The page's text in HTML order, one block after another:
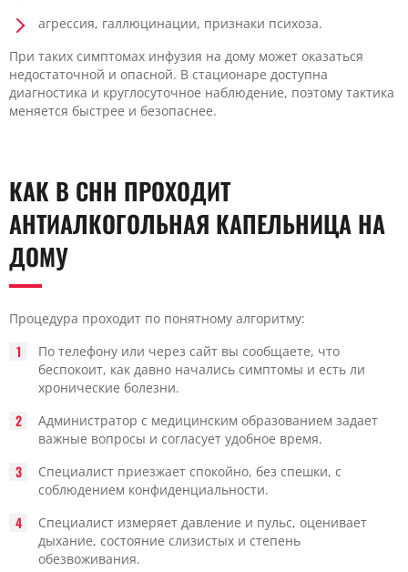
агрессия, галлюцинации, признаки психоза.
При таких симптомах инфузия на дому может оказаться
недостаточной и опасной. В стационаре доступна
диагностика и круглосуточное наблюдение, поэтому тактика
меняется быстрее и безопаснее.
КАК В CHH ПРОХОДИТ
АНТИАЛКОГОЛЬНАЯ КАПЕЛЬНИЦА НА
ДОМУ
Процедура проходит по понятному алгоритму:
По телефону или через сайт вы сообщаете, что
беспокоит, как давно начались симптомы и есть ли
хронические болезни.
Администратор с медицинским образованием задает
важные вопросы и согласует удобное время.
Специалист приезжает спокойно, без спешки, с
соблюдением конфиденциальности.
Специалист измеряет давление и пульс, оценивает
дыхание, состояние слизистых и степень
обезвоживания.